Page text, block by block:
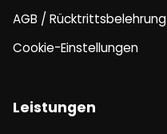
AGB / Rücktrittsbelehrung
Cookie-Einstellungen
Leistungen